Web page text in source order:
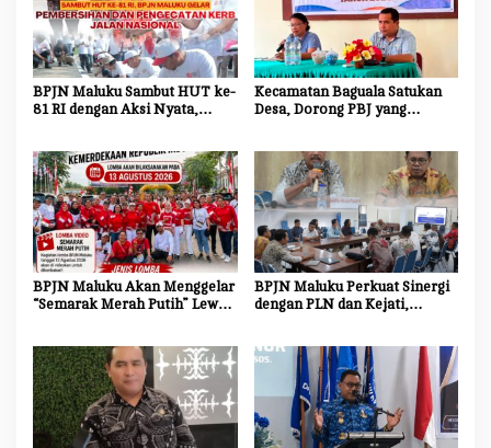
BPJN Maluku Sambut HUT ke-
81 RI dengan Aksi Nyata,
Kecamatan Baguala Satukan
Desa, Dorong PBJ yang
BPJN Maluku Akan Menggelar
“Semarak Merah Putih” Lewat
BPJN Maluku Perkuat Sinergi
dengan PLN dan Kejati,
Proyek Strategis